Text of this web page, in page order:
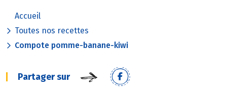
Accueil
Toutes nos recettes
Compote pomme-banane-kiwi
Partager sur